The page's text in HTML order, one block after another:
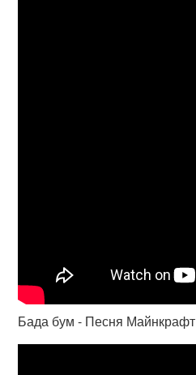
Бада бум - Песня Майнкрафт